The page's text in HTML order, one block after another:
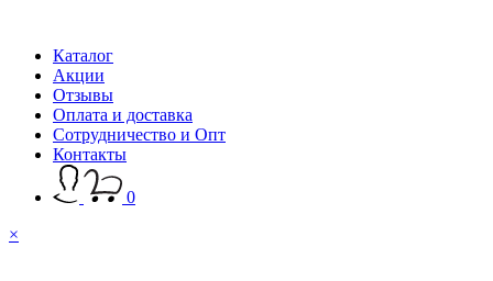
Каталог
Акции
Отзывы
Оплата и доставка
Сотрудничество и Опт
Контакты
0
×